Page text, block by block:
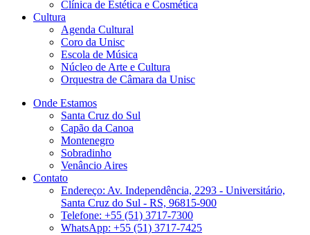
Clínica de Estética e Cosmética
Cultura
Agenda Cultural
Coro da Unisc
Escola de Música
Núcleo de Arte e Cultura
Orquestra de Câmara da Unisc
Onde Estamos
Santa Cruz do Sul
Capão da Canoa
Montenegro
Sobradinho
Venâncio Aires
Contato
Endereço: Av. Independência, 2293 - Universitário,
Santa Cruz do Sul - RS, 96815-900
Telefone: +55 (51) 3717-7300
WhatsApp: +55 (51) 3717-7425